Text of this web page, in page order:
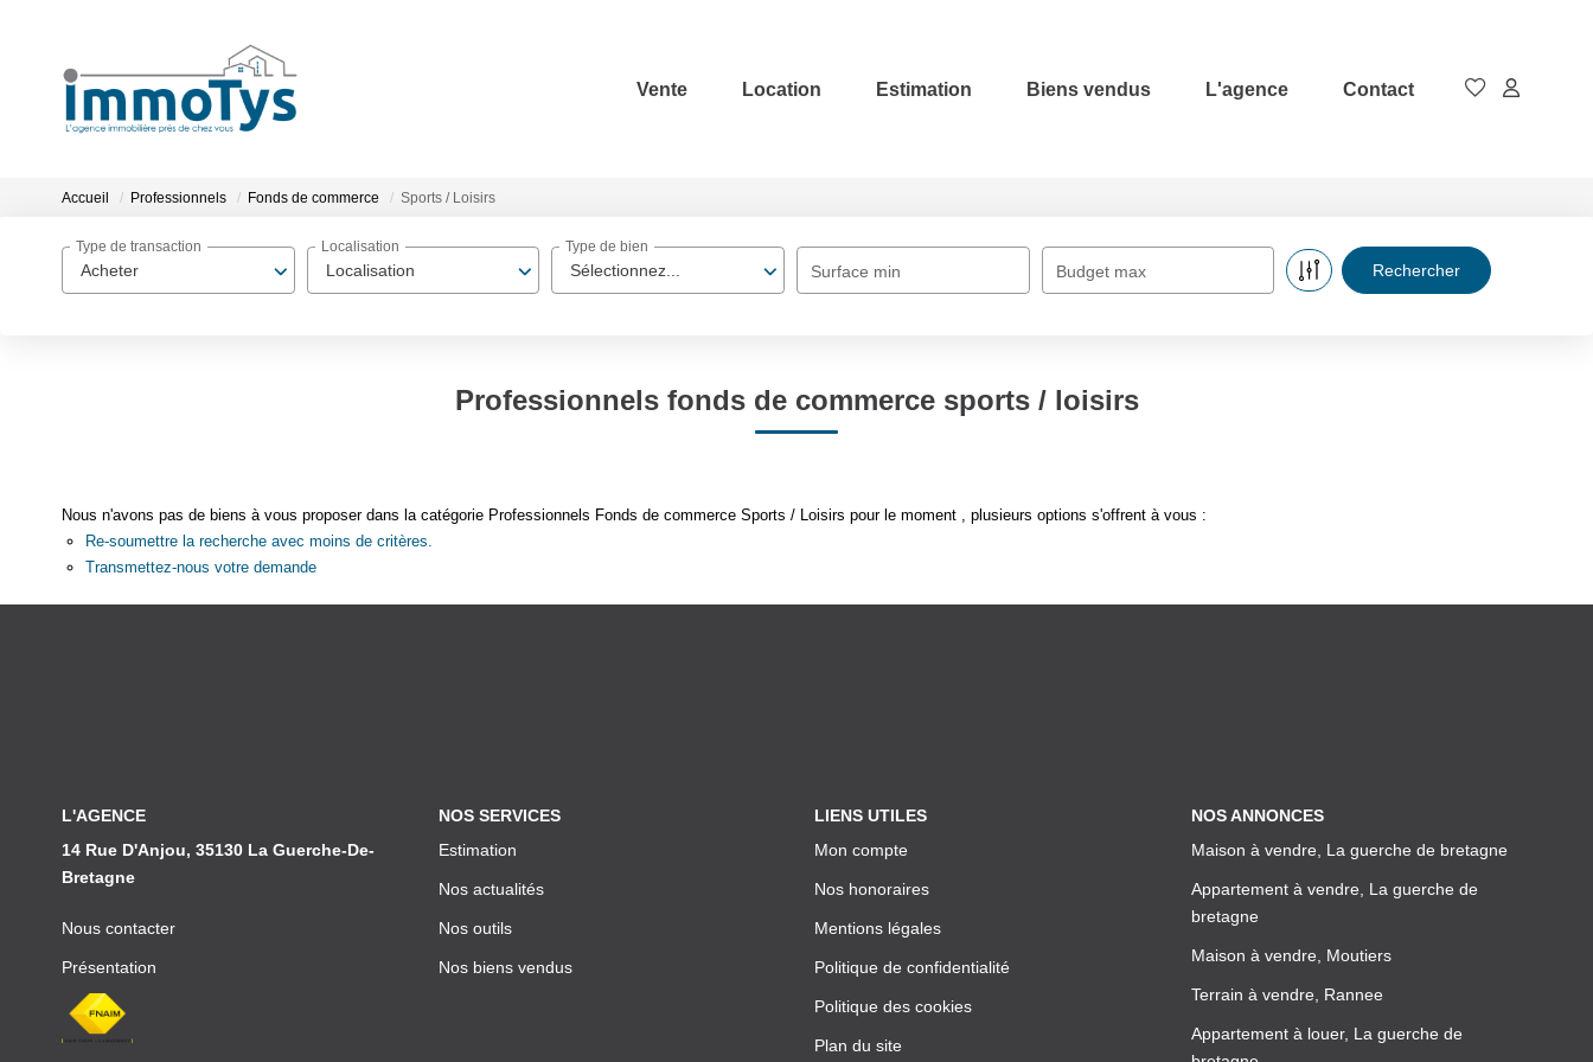
Vente Location Estimation Biens vendus L'agence Contact
Accueil Professionnels Fonds de commerce Sports / Loisirs
Acheter
Type de transaction
Localisation
Localisation
Sélectionnez...
Type de bien
Surface min Budget max
Professionnels fonds de commerce sports / loisirs
Nous n'avons pas de biens à vous proposer dans la catégorie Professionnels Fonds de commerce Sports / Loisirs pour le moment , plusieurs options s'offrent à vous :
Re-soumettre la recherche avec moins de critères.
Transmettez-nous votre demande
L'AGENCE
14 Rue D'Anjou, 35130 La Guerche-De-
Bretagne
Nous contacter
Présentation
NOS SERVICES
Estimation
Nos actualités
Nos outils
Nos biens vendus
LIENS UTILES
Mon compte
Nos honoraires
Mentions légales
Politique de confidentialité
Politique des cookies
Plan du site
NOS ANNONCES
Maison à vendre, La guerche de bretagne
Appartement à vendre, La guerche de
bretagne
Maison à vendre, Moutiers
Terrain à vendre, Rannee
Appartement à louer, La guerche de